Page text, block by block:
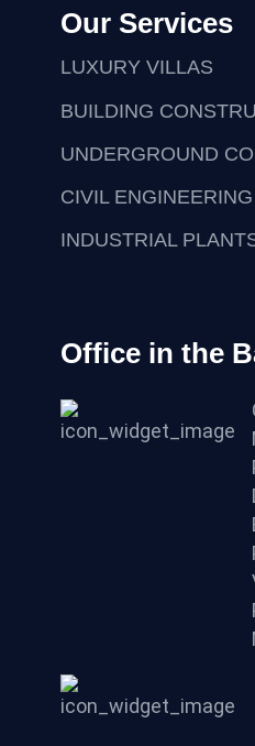
Our Services
LUXURY VILLAS
BUILDING
UNDERGROUND
CIVIL ENGINEERING
INDUSTRIAL
Office in the